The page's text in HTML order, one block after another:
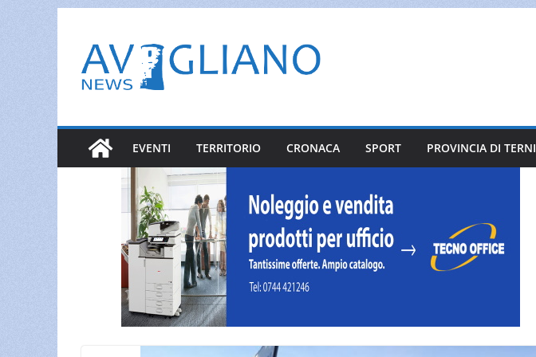
contenuto
EVENTI TERRITORIO CRONACA SPORT PROVINCIA DI TERNI